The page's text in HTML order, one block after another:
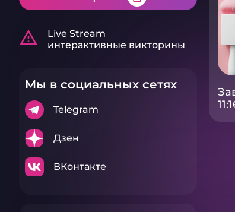
warning_amber
Live Stream
интерактивные викторины
Мы в социальных сетях
Telegram
Дзен
ВКонтакте